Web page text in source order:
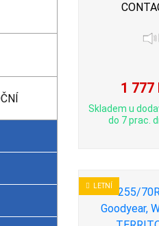
1 777
Skladem u
do 7 prac.
LETNÍ